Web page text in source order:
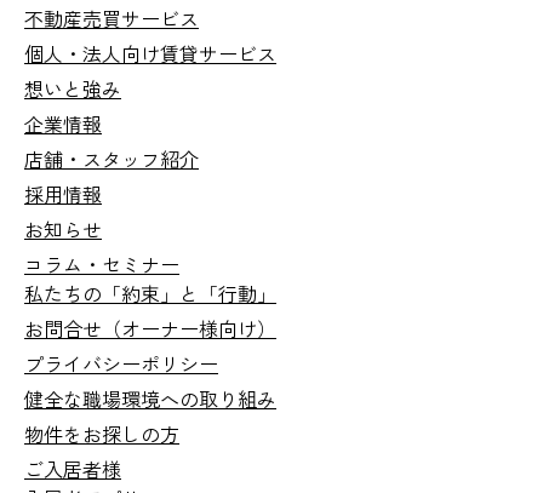
不動産売買サービス
個人・法人向け賃貸サービス
想いと強み
企業情報
店舗・スタッフ紹介
採用情報
お知らせ
コラム・セミナー
私たちの「約束」と「行動」
お問合せ （オーナー様向け）
プライバシーポリシー
健全な職場環境への取り組み
物件をお探しの方
ご入居者様